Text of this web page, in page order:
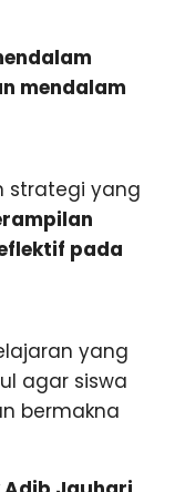
mendalam
strategi yang
pada
yang
agar siswa
bermakna